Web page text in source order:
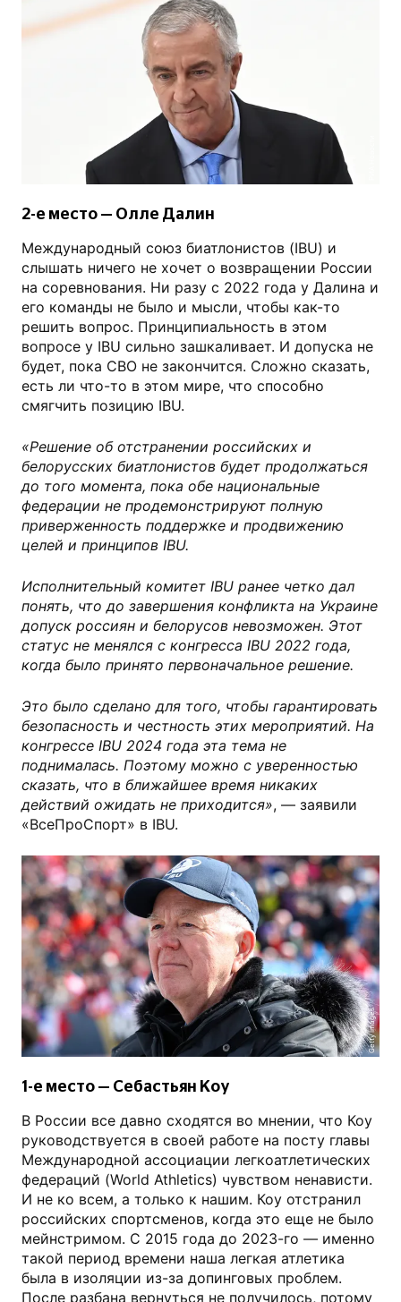
2-е место — Олле Далин
Международный союз биатлонистов (IBU) и
слышать ничего не хочет о возвращении России
на соревнования. Ни разу с 2022 года у Далина и
его команды не было и мысли, чтобы как-то
решить вопрос. Принципиальность в этом
вопросе у IBU сильно зашкаливает. И допуска не
будет, пока СВО не закончится. Сложно сказать,
есть ли что-то в этом мире, что способно
смягчить позицию IBU.
«Решение об отстранении российских и
белорусских биатлонистов будет продолжаться
до того момента, пока обе национальные
федерации не продемонстрируют полную
приверженность поддержке и продвижению
целей и принципов IBU.
Исполнительный комитет IBU ранее четко дал
понять, что до завершения конфликта на Украине
допуск россиян и белорусов невозможен. Этот
статус не менялся с конгресса IBU 2022 года,
когда было принято первоначальное решение.
Это было сделано для того, чтобы гарантировать
безопасность и честность этих мероприятий. На
конгрессе IBU 2024 года эта тема не
поднималась. Поэтому можно с уверенностью
сказать, что в ближайшее время никаких
действий ожидать не приходится», — заявили
«ВсеПроСпорт» в IBU.
Getty Images
1-е место — Себастьян Коу
В России все давно сходятся во мнении, что Коу
руководствуется в своей работе на посту главы
Международной ассоциации легкоатлетических
федераций (World Athletics) чувством ненависти.
И не ко всем, а только к нашим. Коу отстранил
российских спортсменов, когда это еще не было
мейнстримом. С 2015 года до 2023-го — именно
такой период времени наша легкая атлетика
была в изоляции из-за допинговых проблем.
После разбана вернуться не получилось, потому